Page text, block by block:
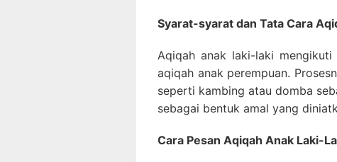
Syarat-syarat dan Tata Cara
Aqiqah anak laki-laki
aqiqah anak perempuan.
seperti kambing atau domba
sebagai bentuk amal yang
Cara Pesan Aqiqah Anak Laki-